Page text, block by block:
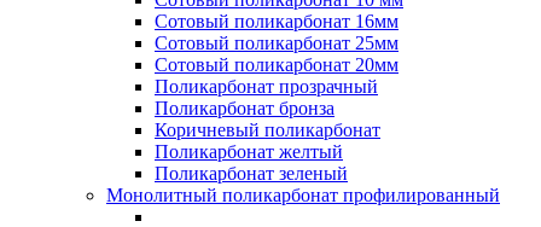
Сотовый поликарбонат 16мм
Сотовый поликарбонат 25мм
Сотовый поликарбонат 20мм
Поликарбонат прозрачный
Поликарбонат бронза
Коричневый поликарбонат
Поликарбонат желтый
Поликарбонат зеленый
Монолитный поликарбонат профилированный